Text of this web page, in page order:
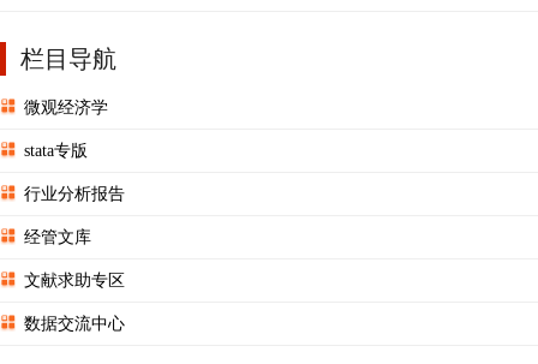
栏目导航
微观经济学
stata专版
行业分析报告
经管文库
文献求助专区
数据交流中心